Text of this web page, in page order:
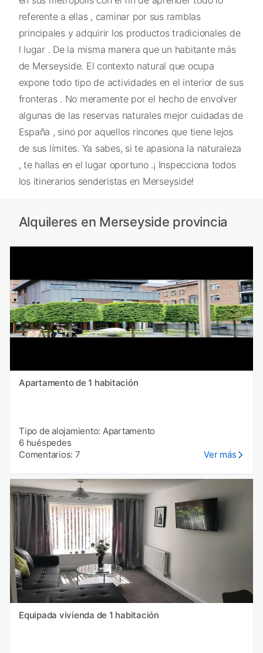
referente a ellas , caminar por sus ramblas
principales y adquirir los productos tradicionales de
l lugar . De la misma manera que un habitante más
de Merseyside. El contexto natural que ocupa
expone todo tipo de actividades en el interior de sus
fronteras . No meramente por el hecho de envolver
algunas de las reservas naturales mejor cuidadas de
España , sino por aquellos rincones que tiene lejos
de sus límites. Ya sabes, si te apasiona la naturaleza
, te hallas en el lugar oportuno .¡ Inspecciona todos
los itinerarios senderistas en Merseyside!
Alquileres en Merseyside provincia
Apartamento de 1 habitación
Tipo de alojamiento: Apartamento
6 huéspedes
Comentarios: 7
Ver más
Equipada vivienda de 1 habitación